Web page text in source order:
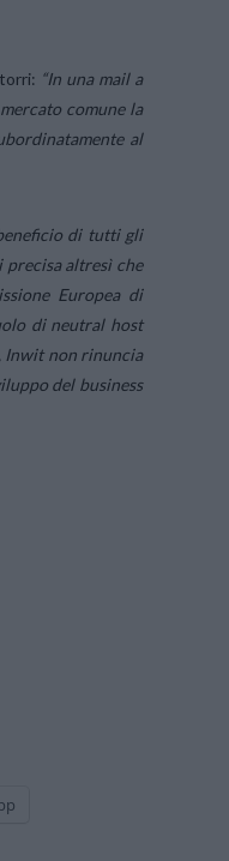
“In una mail a
comune la
al
di tutti gli
altresì che
Europea di
di neutral host
Inwit non rinuncia
del business